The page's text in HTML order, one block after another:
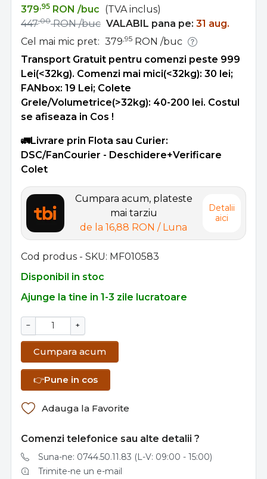
379,95 RON /buc (TVA inclus)
447,00 RON /buc VALABIL pana pe: 31 aug.
Cel mai mic pret: 379,95 RON /buc
Transport Gratuit pentru comenzi peste 999
Lei(<32kg). Comenzi mai mici(<32kg): 30 lei;
FANbox: 19 Lei; Colete
Grele/Volumetrice(>32kg): 40-200 lei. Costul
se afiseaza in Cos !
🚛Livrare prin Flota sau Curier:
DSC/FanCourier - Deschidere+Verificare
Colet
Cumpara acum, plateste
mai tarziu
de la 16,88 RON / Luna
Detalii
aici
Cod produs - SKU
MF010583
Disponibil in stoc
Ajunge la tine in 1-3 zile lucratoare
− +
Cumpara acum
👉Pune in cos
Adauga la Favorite
Comenzi telefonice sau alte detalii ?
Suna-ne: 0744.50.11.83 (L-V: 09:00 - 15:00)
Trimite-ne un e-mail